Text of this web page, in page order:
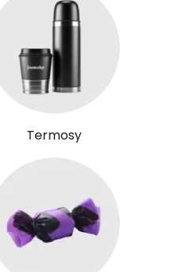
Termosy